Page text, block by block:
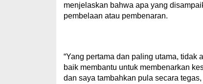
menjelaskan bahwa apa yang
pembelaan atau pembenaran.
“Yang pertama dan paling utama,
baik membantu untuk membenarkan
dan saya tambahkan pula secara